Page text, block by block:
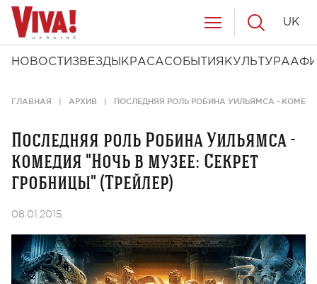
НОВОСТИ ЗВЕЗДЫ КРАСАСОБЫТИЯ КУЛЬТУРА
UK
ГЛАВНАЯ АРХИВ ПОСЛЕДНЯЯ РОЛЬ РОБИНА УИЛЬЯМСА -
Последняя роль Робина Уильямса -
комедия "Ночь в музее: Cекрет
гробницы" (Трейлер)
08.01.2015